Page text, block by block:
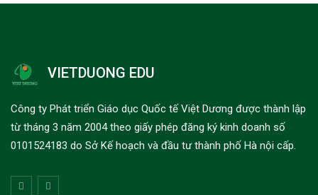
VIETDUONG EDU
Công ty Phát triển Giáo dục Quốc tế Việt Dương được thành lập
từ tháng 3 năm 2004 theo giấy phép đăng ký kinh doanh số
0101524183 do Sở Kế hoạch và đầu tư thành phố Hà nội cấp.